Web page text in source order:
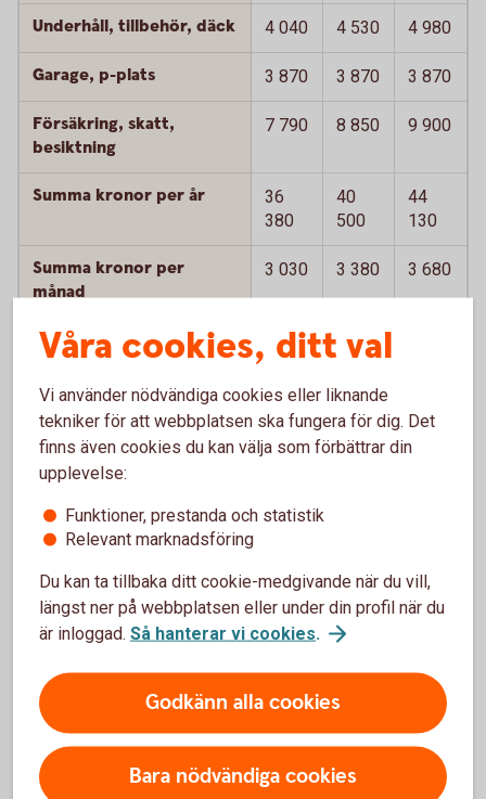
Underhåll, tillbehör, däck 4 040 4 530 4 980
Garage, p-plats 3 870 3 870 3 870
Försäkring, skatt,
besiktning
7 790 8 850 9 900
Summa kronor per år
36
380
40
500
44
130
Summa kronor per
månad
3 030 3 380 3 680
Summa kronor per mil 24 27
Summa kronor per
månad inkl
värdeminskning
4 030 4 610
Summa kronor per mil
inkl värdeminskning
Bil till jobbet och bil i jobbet
Om du åker i egen bil till jobbet och uppfyller
Skatteverkets krav har du rätt till skatteavdrag.
Använder du din egen bil i tjänsten kan du få skattefri
ersättning från din arbetsgivare. Har du en tjänstebil
får du skatta för den som en förmån från din
Våra cookies, ditt val
Vi använder nödvändiga cookies eller liknande
tekniker för att webbplatsen ska fungera för dig. Det
finns även cookies du kan välja som förbättrar din
upplevelse:
Funktioner, prestanda och statistik
Relevant marknadsföring
Du kan ta tillbaka ditt cookie-medgivande när du vill,
längst ner på webbplatsen eller under din profil när du
är inloggad. Så hanterar vi cookies.
Godkänn alla cookies
Bara nödvändiga cookies